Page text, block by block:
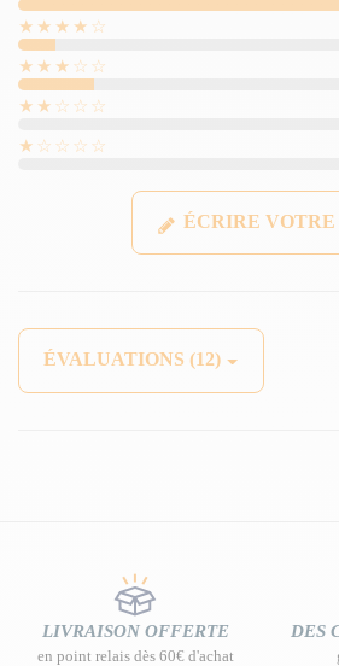
★★★★☆
★★★☆☆
★★☆☆☆
★☆☆☆☆
ÉCRIRE VOTRE
ÉVALUATIONS (12)
LIVRAISON OFFERTE
en point relais dès 60€ d'achat
DES